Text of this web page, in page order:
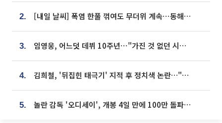
2. [내일 날씨] 폭염 한풀 꺾여도 무더위 계속⋯동해안 이틀 연속 비
3. 임영웅, 어느덧 데뷔 10주년⋯"가진 것 없던 시절, 내 앞엔 20명의 팬뿐"
4. 김희철, '뒤집힌 태극기' 지적 후 정치색 논란…"좌우 떠나 우리나라 국기"
5. 놀란 감독 '오디세이', 개봉 4일 만에 100만 돌파⋯'왕사남' 보다 빠르다